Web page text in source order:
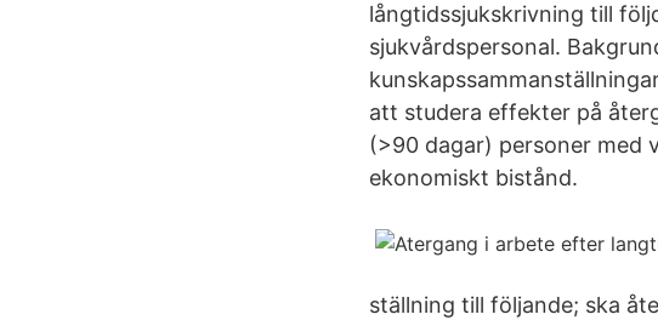
långtidssjukskrivning till
sjukvårdspersonal.
att studera effekter på
(>90 dagar) personer med
ekonomiskt bistånd.
ställning till följande; ska